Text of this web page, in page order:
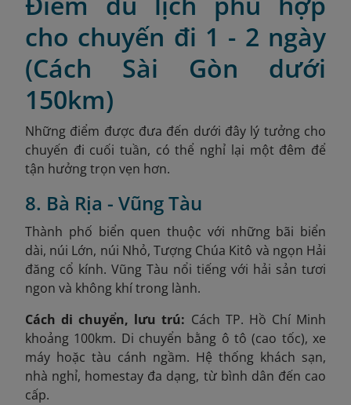
cho chuyến đi 1 - 2 ngày
(Cách Sài Gòn dưới
150km)
Những điểm được đưa đến dưới đây lý tưởng cho
chuyến đi cuối tuần, có thể nghỉ lại một đêm để
tận hưởng trọn vẹn hơn.
8. Bà Rịa - Vũng Tàu
Thành phố biển quen thuộc với những bãi biển
dài, núi Lớn, núi Nhỏ, Tượng Chúa Kitô và ngọn Hải
đăng cổ kính. Vũng Tàu nổi tiếng với hải sản tươi
ngon và không khí trong lành.
Cách di chuyển, lưu trú: Cách TP. Hồ Chí Minh
khoảng 100km. Di chuyển bằng ô tô (cao tốc), xe
máy hoặc tàu cánh ngầm. Hệ thống khách sạn,
nhà nghỉ, homestay đa dạng, từ bình dân đến cao
cấp.